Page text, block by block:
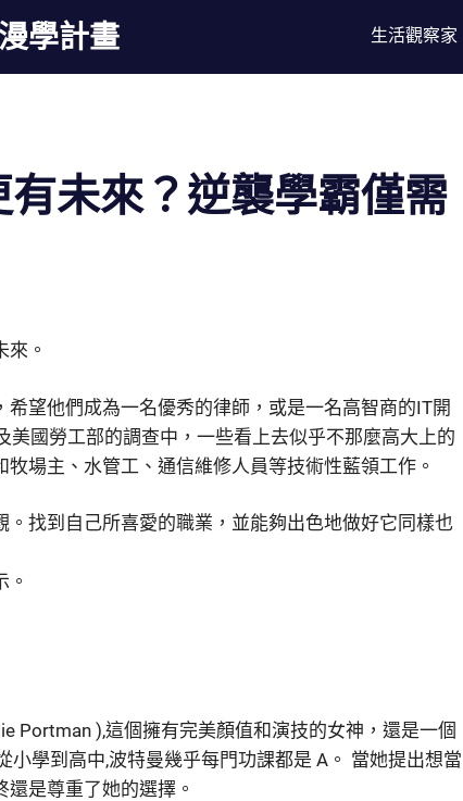
學計畫 生活觀察家
有未來？逆襲學霸僅需
。
望他們成為一名優秀的律師，或是一名高智商的IT開
國勞工部的調查中，一些看上去似乎不那麼高大上的
場主、水管工、通信維修人員等技術性藍領工作。
找到自己所喜愛的職業，並能夠出色地做好它同樣也
Portman ),這個擁有完美顏值和演技的女神，還是一個
學到高中,波特曼幾乎每門功課都是 A。 當她提出想當
是尊重了她的選擇。